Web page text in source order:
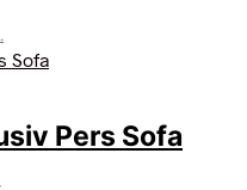
aktuelle
36.273,00 kr..
Pers Sofa